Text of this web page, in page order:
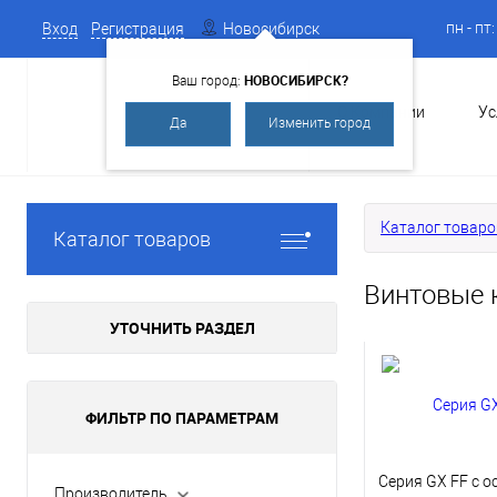
Вход Регистрация Новосибирск
Ваш город: НОВОСИБИРСК?
Да Изменить город
пн -
О Компании
Каталог товаров
УТОЧНИТЬ РАЗДЕЛ
ФИЛЬТР ПО ПАРАМЕТРАМ
Производитель
Каталог
Винтовые
Серия GX FF с